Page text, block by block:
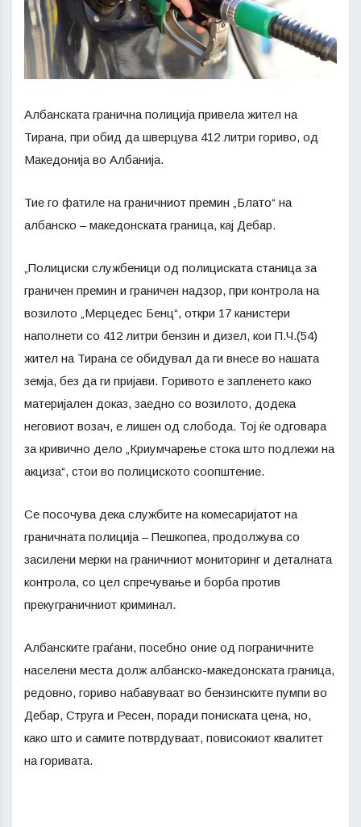
Албанската гранична полиција привела жител на
Тирана, при обид да шверцува 412 литри гориво, од
Македонија во Албанија.
Тие го фатиле на граничниот премин „Блато“ на
албанско – македонската граница, кај Дебар.
„Полициски службеници од полициската станица за
граничен премин и граничен надзор, при контрола на
возилото „Мерцедес Бенц“, откри 17 канистери
наполнети со 412 литри бензин и дизел, кои П.Ч.(54)
жител на Тирана се обидувал да ги внесе во нашата
земја, без да ги пријави. Горивото е запленето како
материјален доказ, заедно со возилото, додека
неговиот возач, е лишен од слобода. Тој ќе одговара
за кривично дело „Криумчарење стока што подлежи на
акциза“, стои во полициското соопштение.
Се посочува дека службите на комесаријатот на
граничната полиција – Пешкопеа, продолжува со
засилени мерки на граничниот мониторинг и деталната
контрола, со цел спречување и борба против
прекуграничниот криминал.
Албанските граѓани, посебно оние од пограничните
населени места долж албанско-македонската граница,
редовно, гориво набавуваат во бензинските пумпи во
Дебар, Струга и Ресен, поради пониската цена, но,
како што и самите потврдуваат, повисокиот квалитет
на горивата.